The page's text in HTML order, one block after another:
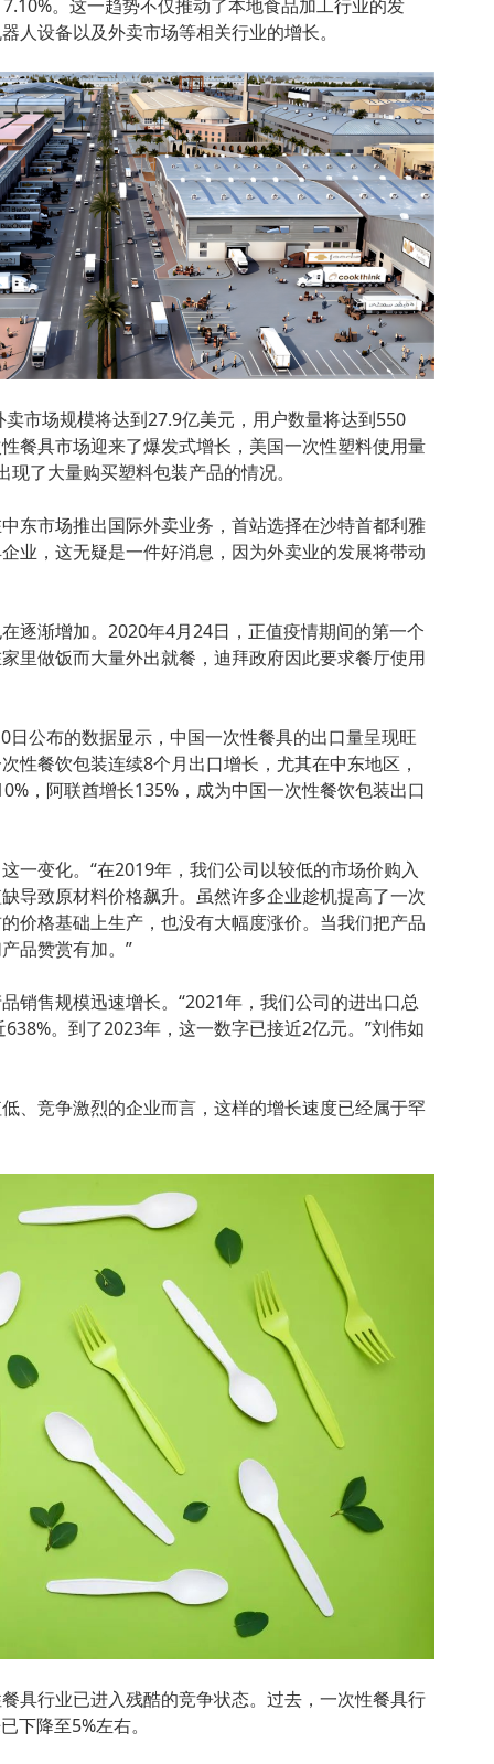
。这一趋势不仅推动了本地食品加工行业的发
人设备以及外卖市场等相关行业的增长。
市场规模将达到27.9亿美元，用户数量将达到550
餐具市场迎来了爆发式增长，美国一次性塑料使用量
了大量购买塑料包装产品的情况。
东市场推出国际外卖业务，首站选择在沙特首都利雅
业，这无疑是一件好消息，因为外卖业的发展将带动
逐渐增加。2020年4月24日，正值疫情期间的第一个
里做饭而大量外出就餐，迪拜政府因此要求餐厅使用
公布的数据显示，中国一次性餐具的出口量呈现旺
性餐饮包装连续8个月出口增长，尤其在中东地区，
，阿联酋增长135%，成为中国一次性餐饮包装出口
一变化。“在2019年，我们公司以较低的市场价购入
导致原材料价格飙升。虽然许多企业趁机提高了一次
价格基础上生产，也没有大幅度涨价。当我们把产品
品赞赏有加。”
销售规模迅速增长。“2021年，我们公司的进出口总
。到了2023年，这一数字已接近2亿元。”刘伟如
、竞争激烈的企业而言，这样的增长速度已经属于罕
具行业已进入残酷的竞争状态。过去，一次性餐具行
下降至5%左右。